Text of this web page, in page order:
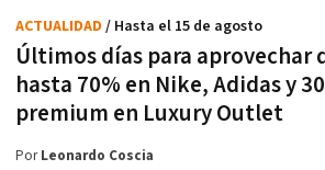
Últimos días para aprovechar
hasta 70% en Nike, Adidas y
premium en Luxury Outlet
ACTUALIDAD / Hasta el 15 de agosto
PorLeonardo Coscia